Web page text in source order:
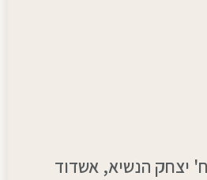
יצחק הנשיא, אשדוד